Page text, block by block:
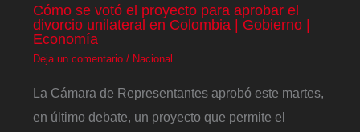
Cómo se votó el proyecto para aprobar el
divorcio unilateral en Colombia | Gobierno |
Economía
Deja un comentario / Nacional
La Cámara de Representantes aprobó este martes,
en último debate, un proyecto que permite el